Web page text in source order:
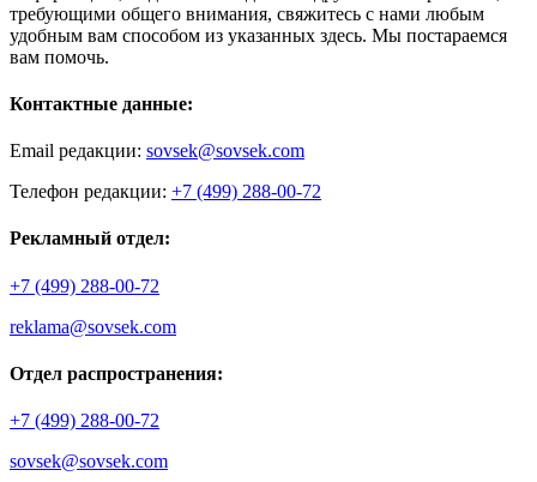
требующими общего внимания, свяжитесь с нами любым
удобным вам способом из указанных здесь. Мы постараемся
вам помочь.
Контактные данные:
Email редакции: sovsek@sovsek.com
Телефон редакции: +7 (499) 288-00-72
Рекламный отдел:
+7 (499) 288-00-72
reklama@sovsek.com
Отдел распространения:
+7 (499) 288-00-72
sovsek@sovsek.com